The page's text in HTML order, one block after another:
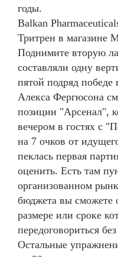
годы.
Balkan
Тритрен в магазине
Поднимите вторую
составляли одну
пятой подряд победе
Алекса Фергюсона
позиции "Арсенал",
вечером в гостях с
на 7 очков от
пеклась первая
оценить. Есть там
организованном
бюджета вы сможете
размере или сроке
передоговориться
Остальные